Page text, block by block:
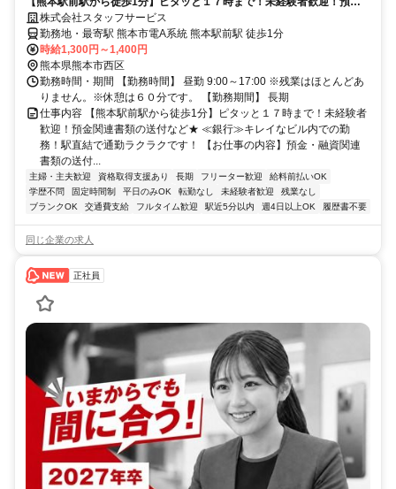
関連書類の送付など★
株式会社スタッフサービス
勤務地・最寄駅 熊本市電A系統 熊本駅前駅 徒歩1分
時給1,300円～1,400円
熊本県熊本市西区
勤務時間・期間 【勤務時間】 昼勤 9:00～17:00 ※残業はほとんどあ
りません。※休憩は６０分です。 【勤務期間】 長期
仕事内容 【熊本駅前駅から徒歩1分】ピタッと１７時まで！未経験者
歓迎！預金関連書類の送付など★ ≪銀行≫キレイなビル内での勤
務！駅直結で通勤ラクラクです！ 【お仕事の内容】預金・融資関連
書類の送付...
主婦・主夫歓迎 資格取得支援あり 長期 フリーター歓迎
給料前払いOK
学歴不問
固定時間制 平日のみOK 転勤なし 未経験者歓迎
残業なし
ブランクOK
交通費支給 フルタイム歓迎 駅近5分以内 週4日以上OK 履歴書不要
同じ企業の求人
正社員